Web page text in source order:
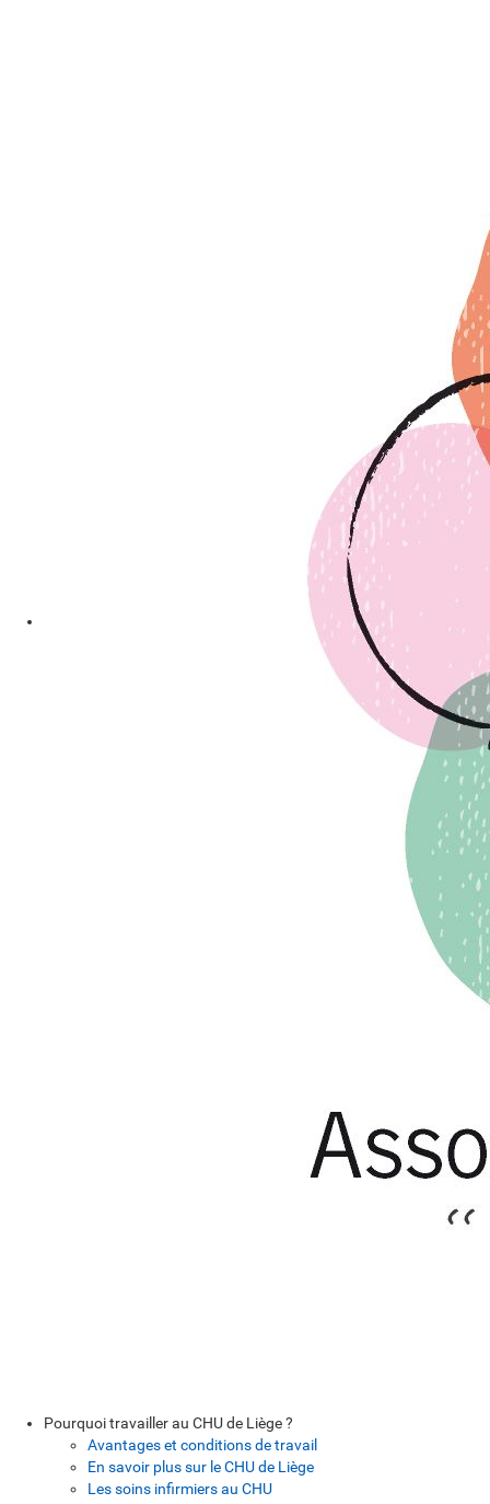
Pourquoi travailler au CHU de Liège ?
Avantages et conditions de travail
En savoir plus sur le CHU de Liège
Les soins infirmiers au CHU